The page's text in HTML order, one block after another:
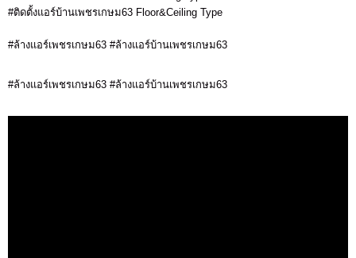
#ติดตั้งแอร์บ้านเพชรเกษม63 Floor&Ceiling Type
#ล้างแอร์เพชรเกษม63 #ล้างแอร์บ้านเพชรเกษม63
#ล้างแอร์เพชรเกษม63 #ล้างแอร์บ้านเพชรเกษม63